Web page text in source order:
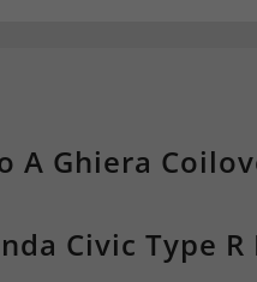
A Ghiera
Civic Type